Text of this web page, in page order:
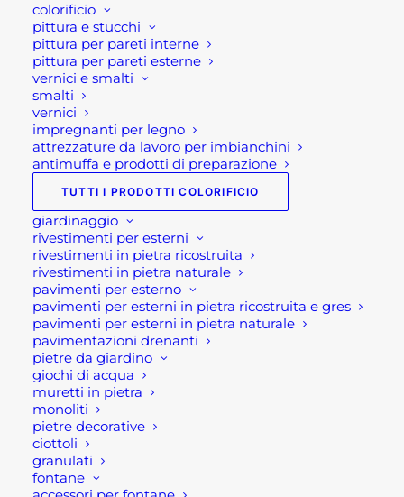
colorificio
pittura e stucchi
pittura per pareti interne
pittura per pareti esterne
vernici e smalti
smalti
vernici
impregnanti per legno
attrezzature da lavoro per imbianchini
antimuffa e prodotti di preparazione
TUTTI I PRODOTTI COLORIFICIO
giardinaggio
rivestimenti per esterni
rivestimenti in pietra ricostruita
rivestimenti in pietra naturale
pavimenti per esterno
pavimenti per esterni in pietra ricostruita e gres
pavimenti per esterni in pietra naturale
pavimentazioni drenanti
pietre da giardino
giochi di acqua
muretti in pietra
monoliti
pietre decorative
ciottoli
granulati
fontane
Oppure scrivi una mail a
shop@rotacommerciale.it
Taglia
CALZE
NEVE
PER
AUTO
quantità
AGGIUNGI AL CARRELLO
SKU
FB0CNV
Categorie
ARTICOLI FERRAMENTA
FERRAMENTA
Brand
BOTTARI SPA
Descrizione